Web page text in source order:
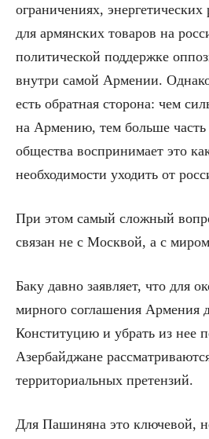
ограничениях,
для армянских товаров на
политической поддержке
внутри самой Армении.
есть обратная сторона: чем
на Армению, тем больше часть
общества воспринимает это
необходимости уходить от
При этом самый сложный
связан не с Москвой, а с
Баку давно заявляет, что для
мирного соглашения Армения
Конституцию и убрать из нее
Азербайджане
территориальных претензий.
Для Пашиняна это ключевой,